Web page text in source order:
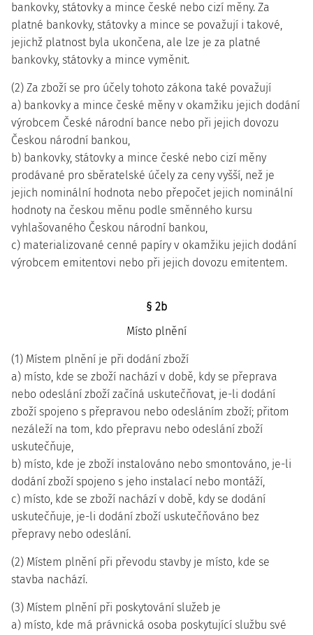
bankovky, státovky a mince české nebo cizí měny. Za
platné bankovky, státovky a mince se považují i takové,
jejichž platnost byla ukončena, ale lze je za platné
bankovky, státovky a mince vyměnit.
(2) Za zboží se pro účely tohoto zákona také považují
a) bankovky a mince české měny v okamžiku jejich dodání
výrobcem České národní bance nebo při jejich dovozu
Českou národní bankou,
b) bankovky, státovky a mince české nebo cizí měny
prodávané pro sběratelské účely za ceny vyšší, než je
jejich nominální hodnota nebo přepočet jejich nominální
hodnoty na českou měnu podle směnného kursu
vyhlašovaného Českou národní bankou,
c) materializované cenné papíry v okamžiku jejich dodání
výrobcem emitentovi nebo při jejich dovozu emitentem.
§ 2b
Místo plnění
(1) Místem plnění je při dodání zboží
a) místo, kde se zboží nachází v době, kdy se přeprava
nebo odeslání zboží začíná uskutečňovat, je-li dodání
zboží spojeno s přepravou nebo odesláním zboží; přitom
nezáleží na tom, kdo přepravu nebo odeslání zboží
uskutečňuje,
b) místo, kde je zboží instalováno nebo smontováno, je-li
dodání zboží spojeno s jeho instalací nebo montáží,
c) místo, kde se zboží nachází v době, kdy se dodání
uskutečňuje, je-li dodání zboží uskutečňováno bez
přepravy nebo odeslání.
(2) Místem plnění při převodu stavby je místo, kde se
stavba nachází.
(3) Místem plnění při poskytování služeb je
a) místo, kde má právnická osoba poskytující službu své